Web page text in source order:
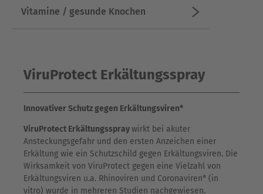
Vitamine / gesunde Knochen
ViruProtect Erkältungsspray
Innovativer Schutz gegen Erkältungsviren*
ViruProtect Erkältungsspraywirkt bei akuter
Ansteckungsgefahr und den ersten Anzeichen einer
Erkältung wie ein Schutzschild gegen Erkältungsviren. Die
Wirksamkeit von ViruProtect gegen eine Vielzahl von
Erkältungsviren u.a. Rhinoviren und Coronaviren* (in
vitro) wurde in mehreren Studien nachgewiesen.